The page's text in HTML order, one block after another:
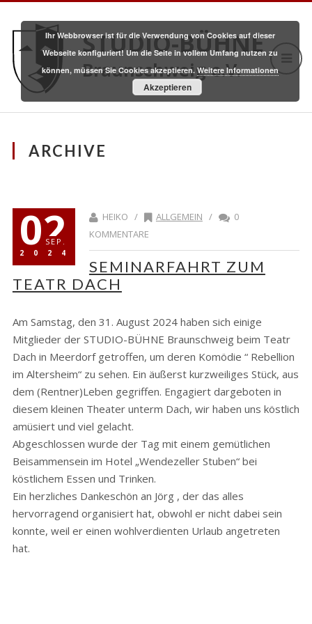
STUDIO-BÜHNE
Braunschweig e.V.
ARCHIVE
02
SEP.
2024
HEIKO / ALLGEMEIN /
0
KOMMENTARE
SEMINARFAHRT ZUM
TEATR DACH
Am Samstag, den 31. August 2024 haben sich einige
Mitglieder der STUDIO-BÜHNE Braunschweig beim Teatr
Dach in Meerdorf getroffen, um deren Komödie “ Rebellion
im Altersheim“ zu sehen. Ein äußerst kurzweiliges Stück, aus
dem (Rentner)Leben gegriffen. Engagiert dargeboten in
diesem kleinen Theater unterm Dach, wir haben uns köstlich
amüsiert und viel gelacht.
Abgeschlossen wurde der Tag mit einem gemütlichen
Beisammensein im Hotel „Wendezeller Stuben“ bei
köstlichem Essen und Trinken.
Ein herzliches Dankeschön an Jörg , der das alles
hervorragend organisiert hat, obwohl er nicht dabei sein
konnte, weil er einen wohlverdienten Urlaub angetreten
hat.
Ihr Webbrowser ist für die Verwendung von Cookies auf dieser
Webseite konfiguriert! Um die Seite in vollem Umfang nutzen zu
können, müssen Sie Cookies akzeptieren.Weitere Informationen
Akzeptieren